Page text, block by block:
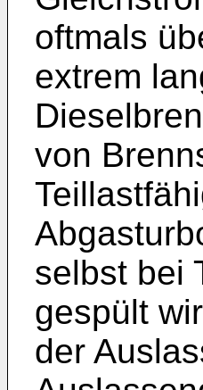
oftmals
extrem
von
selbst bei
gespült
der